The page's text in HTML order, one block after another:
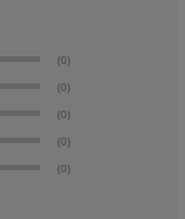
(0)
(0)
(0)
(0)
(0)